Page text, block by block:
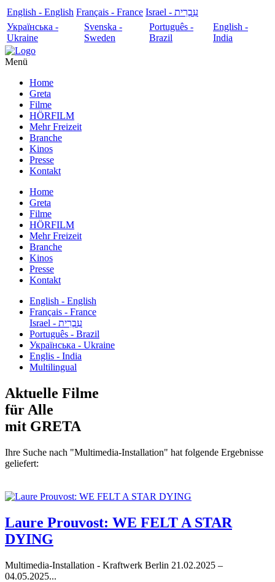
English - English Français - France
עִבְרִית - Israel
Українська -
Ukraine
Svenska -
Sweden
Português -
Brazil
English -
India
Menü
Home
Greta
Filme
HÖRFILM
Mehr Freizeit
Branche
Kinos
Presse
Kontakt
Home
Greta
Filme
HÖRFILM
Mehr Freizeit
Branche
Kinos
Presse
Kontakt
English - English
Français - France
עִבְרִית - Israel
Português - Brazil
Українська - Ukraine
Englis - India
Multilingual
Aktuelle Filme
für Alle
mit GRETA
Ihre Suche nach "Multimedia-Installation" hat folgende Ergebnisse
geliefert:
Laure Prouvost: WE FELT A STAR
DYING
Multimedia-Installation - Kraftwerk Berlin 21.02.2025 –
04.05.2025...